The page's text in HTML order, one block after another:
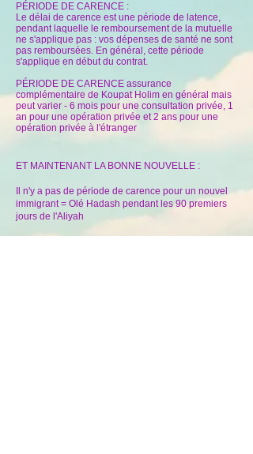
PÉRIODE DE CARENCE :
Le délai de carence est une période de latence,
pendant laquelle le remboursement de la mutuelle
ne s'applique pas : vos dépenses de santé ne sont
pas remboursées. En général, cette période
s'applique en début du contrat.
PÉRIODE DE CARENCE assurance
complémentaire de Koupat Holim en général mais
peut varier - 6 mois pour une consultation privée, 1
an pour une opération privée et 2 ans pour une
opération privée à l'étranger
ET MAINTENANT LA BONNE NOUVELLE :
Il n'y a pas de période de carence pour un nouvel
immigrant = Olé Hadash pendant les 90 premiers
jours de l'Aliyah